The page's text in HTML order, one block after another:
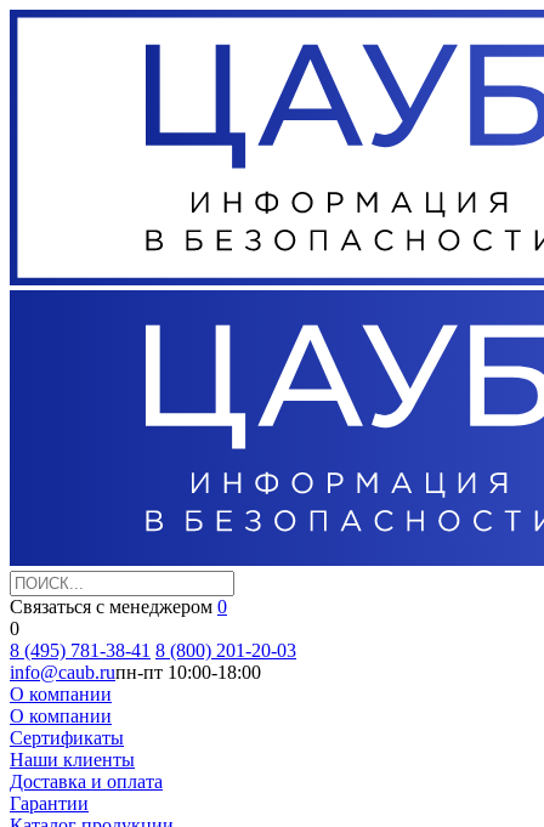
Связаться с менеджером 0
0
8 (495) 781-38-41 8 (800) 201-20-03
info@caub.ruпн-пт 10:00-18:00
О компании
О компании
Сертификаты
Наши клиенты
Доставка и оплата
Гарантии